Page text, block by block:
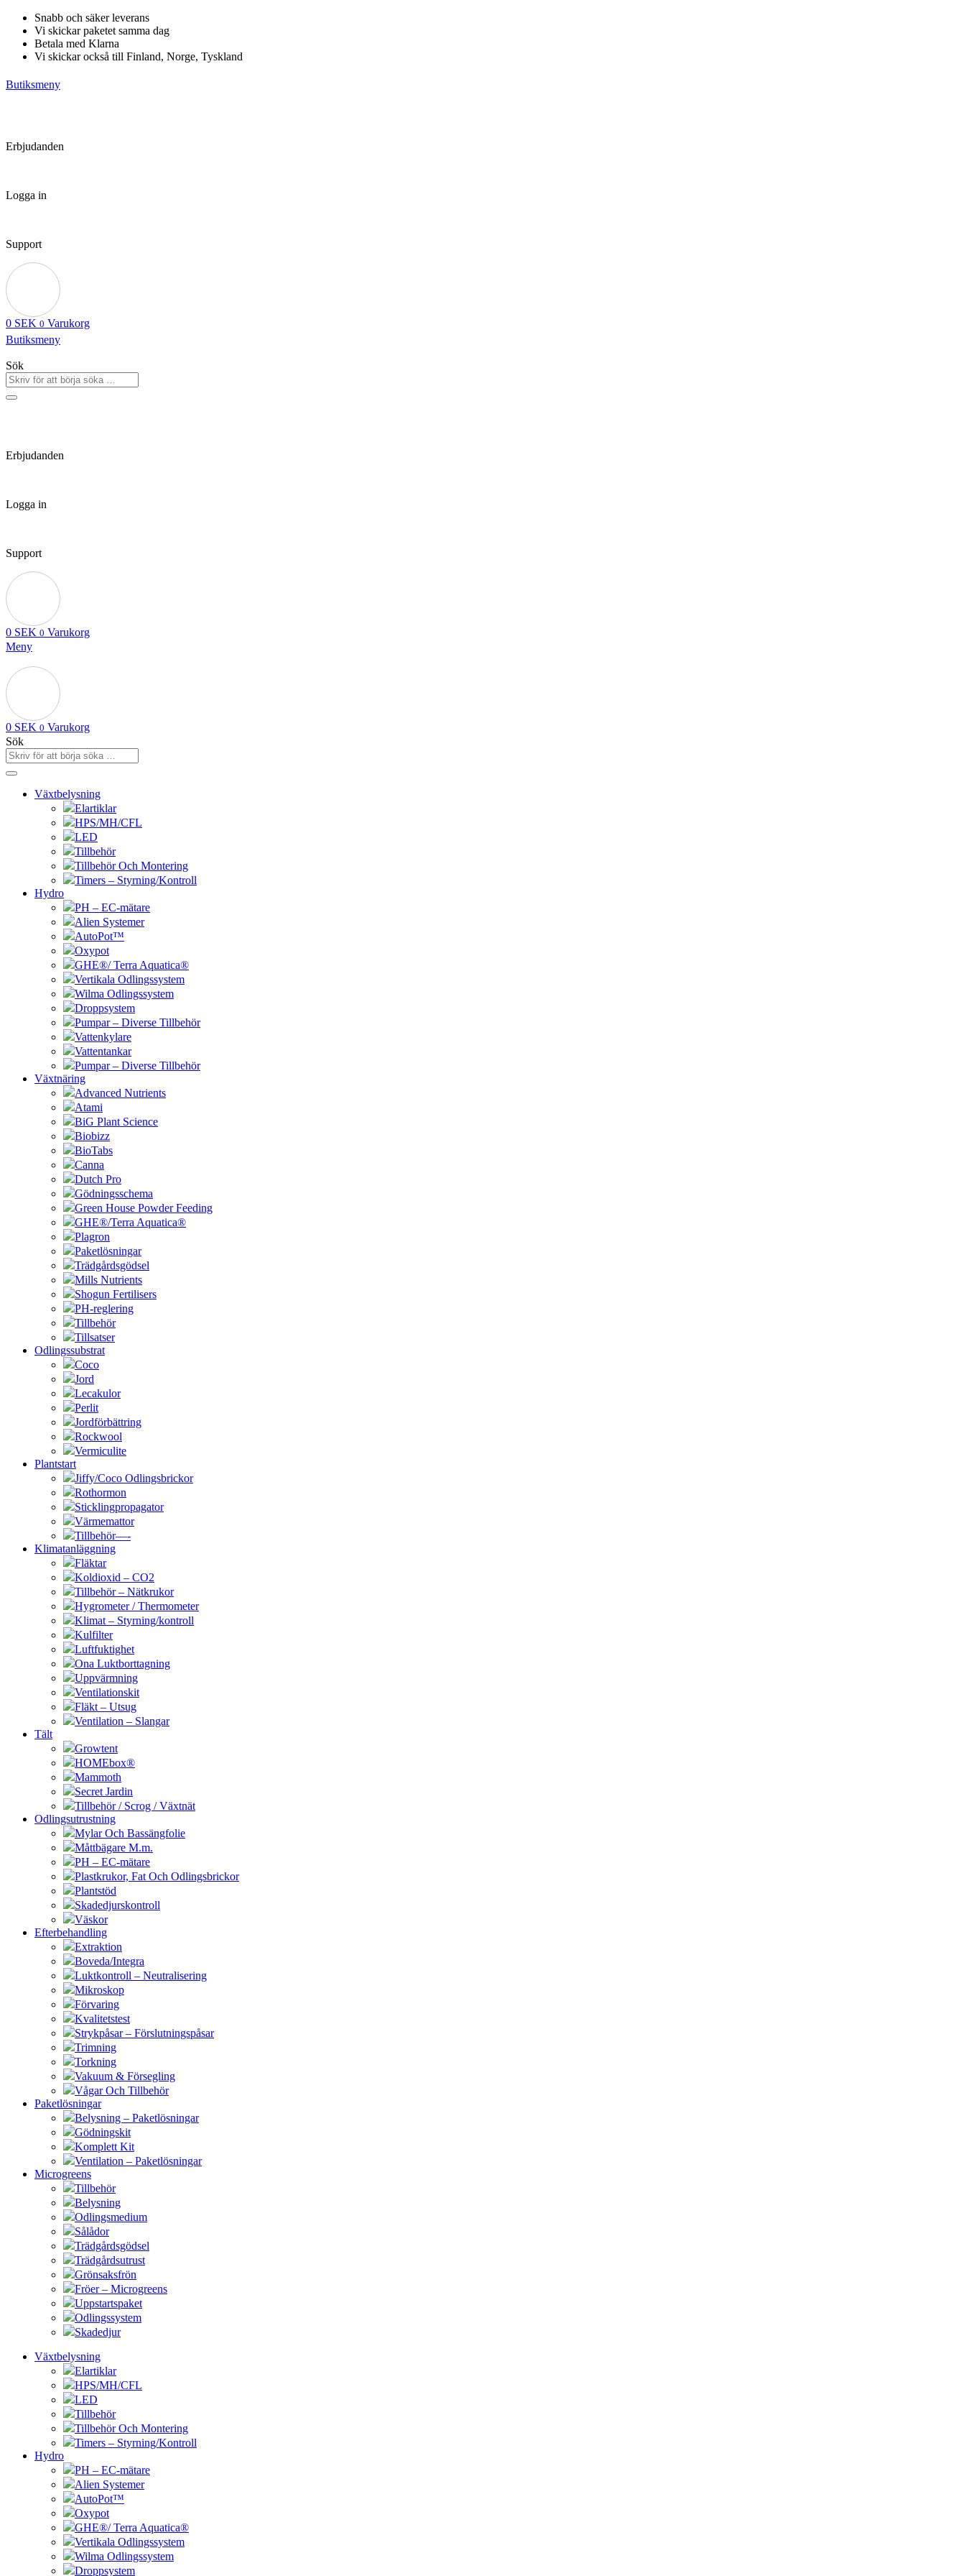
Hoppa
innehåll
Snabb och säker leverans
Vi skickar paketet samma dag
Betala med Klarna
Vi skickar också till Finland, Norge, Tyskland
Butiksmeny
Erbjudanden
Logga in
Support
0 SEK 0 Varukorg
Butiksmeny
Sök
Erbjudanden
Logga in
Support
0 SEK 0 Varukorg
Meny
0 SEK 0 Varukorg
Sök
Växtbelysning
Elartiklar
HPS/MH/CFL
LED
Tillbehör
Tillbehör Och Montering
Timers – Styrning/Kontroll
Hydro
PH – EC-mätare
Alien Systemer
AutoPot™
Oxypot
GHE®/ Terra Aquatica®
Vertikala Odlingssystem
Wilma Odlingssystem
Droppsystem
Pumpar – Diverse Tillbehör
Vattenkylare
Vattentankar
Pumpar – Diverse Tillbehör
Växtnäring
Advanced Nutrients
Atami
BiG Plant Science
Biobizz
BioTabs
Canna
Dutch Pro
Gödningsschema
Green House Powder Feeding
GHE®/Terra Aquatica®
Plagron
Paketlösningar
Trädgårdsgödsel
Mills Nutrients
Shogun Fertilisers
PH-reglering
Tillbehör
Tillsatser
Odlingssubstrat
Coco
Jord
Lecakulor
Perlit
Jordförbättring
Rockwool
Vermiculite
Plantstart
Jiffy/Coco Odlingsbrickor
Rothormon
Sticklingpropagator
Värmemattor
Tillbehör—-
Klimatanläggning
Fläktar
Koldioxid – CO2
Tillbehör – Nätkrukor
Hygrometer / Thermometer
Klimat – Styrning/kontroll
Kulfilter
Luftfuktighet
Ona Luktborttagning
Uppvärmning
Ventilationskit
Fläkt – Utsug
Ventilation – Slangar
Tält
Growtent
HOMEbox®
Mammoth
Secret Jardin
Tillbehör / Scrog / Växtnät
Odlingsutrustning
Mylar Och Bassängfolie
Måttbägare M.m.
PH – EC-mätare
Plastkrukor, Fat Och Odlingsbrickor
Plantstöd
Skadedjurskontroll
Väskor
Efterbehandling
Extraktion
Boveda/Integra
Luktkontroll – Neutralisering
Mikroskop
Förvaring
Kvalitetstest
Strykpåsar – Förslutningspåsar
Trimning
Torkning
Vakuum & Försegling
Vågar Och Tillbehör
Paketlösningar
Belysning – Paketlösningar
Gödningskit
Komplett Kit
Ventilation – Paketlösningar
Microgreens
Tillbehör
Belysning
Odlingsmedium
Sålådor
Trädgårdsgödsel
Trädgårdsutrust
Grönsaksfrön
Fröer – Microgreens
Uppstartspaket
Odlingssystem
Skadedjur
Växtbelysning
Elartiklar
HPS/MH/CFL
LED
Tillbehör
Tillbehör Och Montering
Timers – Styrning/Kontroll
Hydro
PH – EC-mätare
Alien Systemer
AutoPot™
Oxypot
GHE®/ Terra Aquatica®
Vertikala Odlingssystem
Wilma Odlingssystem
Droppsystem